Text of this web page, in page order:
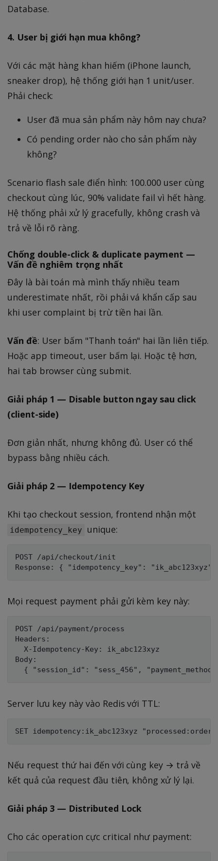
Database.
4. User bị giới hạn mua không?
Với các mặt hàng khan hiếm (iPhone launch,
sneaker drop), hệ thống giới hạn 1 unit/user.
Phải check:
User đã mua sản phẩm này hôm nay chưa?
Có pending order nào cho sản phẩm này
không?
Scenario flash sale điển hình: 100.000 user cùng
checkout cùng lúc, 90% validate fail vì hết hàng.
Hệ thống phải xử lý gracefully, không crash và
trả về lỗi rõ ràng.
Chống double-click & duplicate payment —
Vấn đề nghiêm trọng nhất
Đây là bài toán mà mình thấy nhiều team
underestimate nhất, rồi phải vá khẩn cấp sau
khi user complaint bị trừ tiền hai lần.
Vấn đề: User bấm "Thanh toán" hai lần liên tiếp.
Hoặc app timeout, user bấm lại. Hoặc tệ hơn,
hai tab browser cùng submit.
Giải pháp 1 — Disable button ngay sau click
(client-side)
Đơn giản nhất, nhưng không đủ. User có thể
bypass bằng nhiều cách.
Giải pháp 2 — Idempotency Key
Khi tạo checkout session, frontend nhận một
idempotency_key unique:
POST /api/checkout/init
Mọi request payment phải gửi kèm key này:
POST /api/payment/process
Headers:
  X-Idempotency-Key: ik_abc123xyz
Body:
Server lưu key này vào Redis với TTL:
Nếu request thứ hai đến với cùng key → trả về
kết quả của request đầu tiên, không xử lý lại.
Giải pháp 3 — Distributed Lock
Cho các operation cực critical như payment: